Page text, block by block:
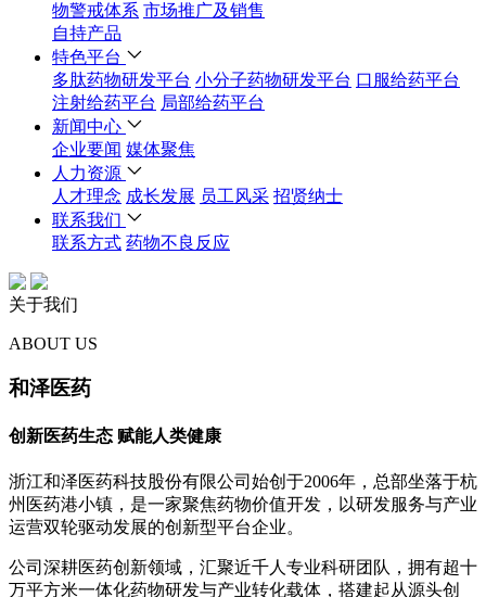
物警戒体系 市场推广及销售
自持产品
特色平台
多肽药物研发平台 小分子药物研发平台 口服给药平台
注射给药平台 局部给药平台
新闻中心
企业要闻 媒体聚焦
人力资源
人才理念 成长发展 员工风采 招贤纳士
联系我们
联系方式 药物不良反应
关于我们
ABOUT US
和泽医药
创新医药生态 赋能人类健康
浙江和泽医药科技股份有限公司始创于2006年，总部坐落于杭
州医药港小镇，是一家聚焦药物价值开发，以研发服务与产业
运营双轮驱动发展的创新型平台企业。
公司深耕医药创新领域，汇聚近千人专业科研团队，拥有超十
万平方米一体化药物研发与产业转化载体，搭建起从源头创